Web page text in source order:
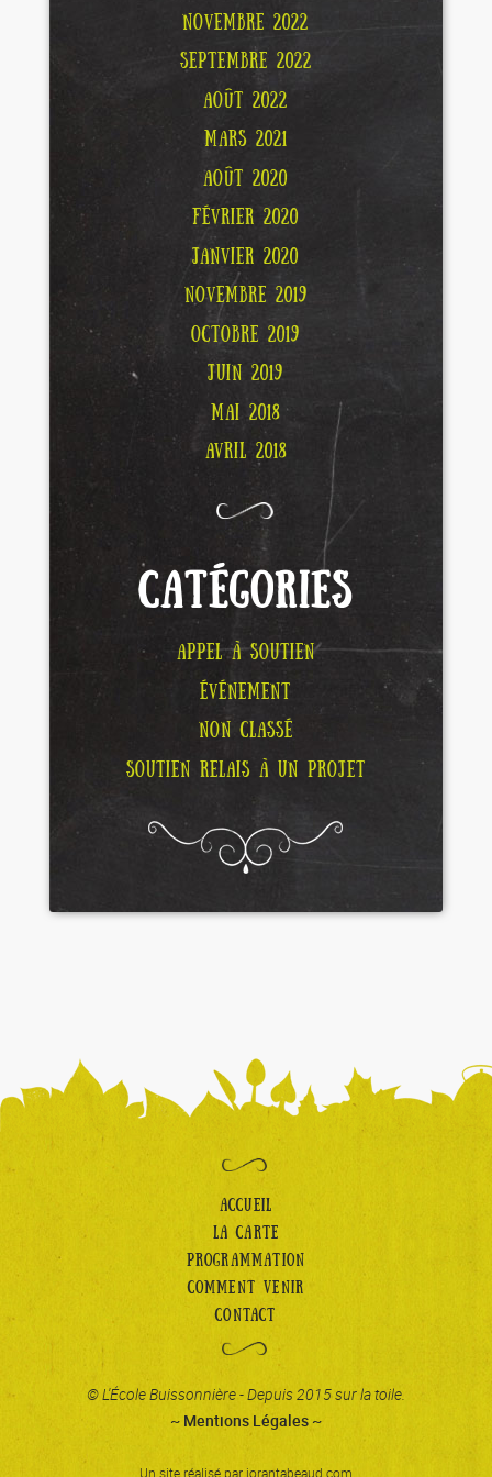
NOVEMBRE 2022
SEPTEMBRE 2022
AOÛT 2022
MARS 2021
AOÛT 2020
FÉVRIER 2020
JANVIER 2020
NOVEMBRE 2019
OCTOBRE 2019
JUIN 2019
MAI 2018
AVRIL 2018
CATÉGORIES
APPEL À SOUTIEN
ÉVÉNEMENT
NON CLASSÉ
SOUTIEN RELAIS À UN PROJET
ACCUEIL
LA CARTE
PROGRAMMATION
COMMENT VENIR
CONTACT
© L'École Buissonnière - Depuis 2015 sur la toile.
~ Mentions Légales ~
Un site réalisé par jorantabeaud.com